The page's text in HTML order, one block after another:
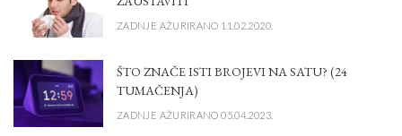
ZADNJE AŽURIRANO 11.02.2020.
ŠTO ZNAČE ISTI BROJEVI NA SATU? (24
TUMAČENJA)
ZADNJE AŽURIRANO 05.04.2023.